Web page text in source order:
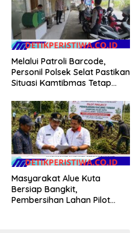
Melalui Patroli Barcode,
Personil Polsek Selat Pastikan
Situasi Kamtibmas Tetap
Masyarakat Alue Kuta
Bersiap Bangkit,
Pembersihan Lahan Pilot